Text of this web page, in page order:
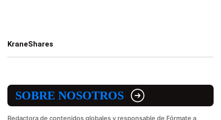
KraneShares
SOBRE NOSOTROS
Redactora de contenidos globales y responsable de Fórmate a